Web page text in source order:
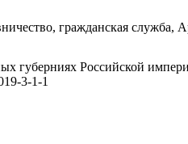
гражданская
губерниях Российской
3-1-1